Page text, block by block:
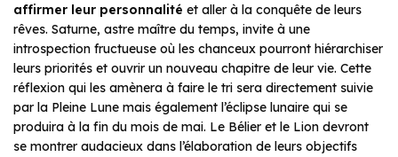
affirmer leur personnalité et aller à la conquête de leurs
rêves. Saturne, astre maître du temps, invite à une
introspection fructueuse où les chanceux pourront hiérarchiser
leurs priorités et ouvrir un nouveau chapitre de leur vie. Cette
réflexion qui les amènera à faire le tri sera directement suivie
par la Pleine Lune mais également l’éclipse lunaire qui se
produira à la fin du mois de mai. Le Bélier et le Lion devront
se montrer audacieux dans l’élaboration de leurs objectifs